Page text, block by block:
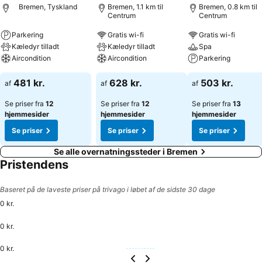
tager man S6 og står af på Neuenlander Kämpe.
Bremen, Tyskland
Parkering
Kæledyr tilladt
Aircondition
af 481 kr.
Se priser fra 12
hjemmesider
Se priser
Bremen, 1.1 km til
Centrum
Gratis wi-fi
Kæledyr tilladt
Aircondition
af 628 kr.
Se priser fra 12
hjemmesider
Se priser
Bremen, 0.8 km til
Centrum
Gratis wi-fi
Spa
Parkering
af 503 kr.
Se priser fra 13
hjemmesider
Se priser
Se alle overnatningssteder i Bremen
Pristendens
Baseret på de laveste priser på trivago i løbet af de sidste 30 dage
0 kr.
0 kr.
0 kr.